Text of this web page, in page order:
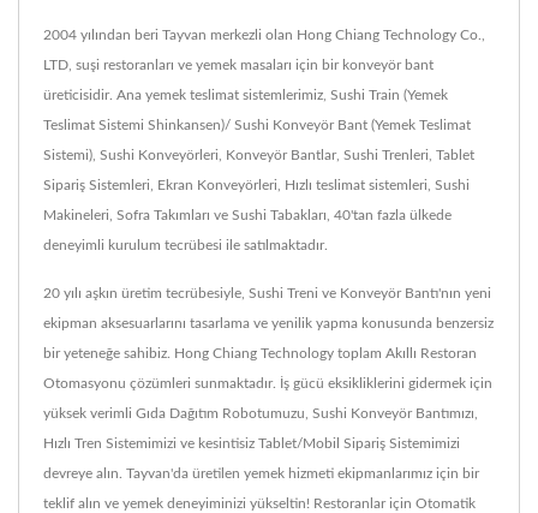
2004 yılından beri Tayvan merkezli olan Hong Chiang Technology Co.,
LTD, suşi restoranları ve yemek masaları için bir konveyör bant
üreticisidir. Ana yemek teslimat sistemlerimiz, Sushi Train (Yemek
Teslimat Sistemi Shinkansen)/ Sushi Konveyör Bant (Yemek Teslimat
Sistemi), Sushi Konveyörleri, Konveyör Bantlar, Sushi Trenleri, Tablet
Sipariş Sistemleri, Ekran Konveyörleri, Hızlı teslimat sistemleri, Sushi
Makineleri, Sofra Takımları ve Sushi Tabakları, 40'tan fazla ülkede
deneyimli kurulum tecrübesi ile satılmaktadır.
20 yılı aşkın üretim tecrübesiyle, Sushi Treni ve Konveyör Bantı'nın yeni
ekipman aksesuarlarını tasarlama ve yenilik yapma konusunda benzersiz
bir yeteneğe sahibiz. Hong Chiang Technology toplam Akıllı Restoran
Otomasyonu çözümleri sunmaktadır. İş gücü eksikliklerini gidermek için
yüksek verimli Gıda Dağıtım Robotumuzu, Sushi Konveyör Bantımızı,
Hızlı Tren Sistemimizi ve kesintisiz Tablet/Mobil Sipariş Sistemimizi
devreye alın. Tayvan'da üretilen yemek hizmeti ekipmanlarımız için bir
teklif alın ve yemek deneyiminizi yükseltin! Restoranlar için Otomatik